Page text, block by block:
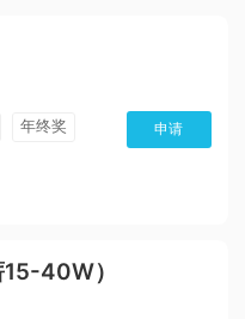
年终奖
申请
40W）